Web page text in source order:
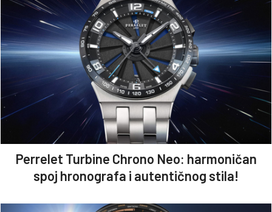
Perrelet Turbine Chrono Neo: harmoničan
spoj hronografa i autentičnog stila!